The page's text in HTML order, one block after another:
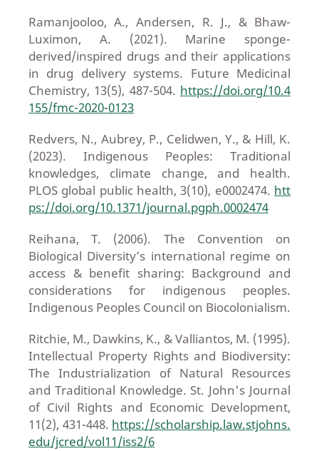
Ramanjooloo, A., Andersen, R. J., & Bhaw-
Luximon, A. (2021). Marine sponge-
derived/inspired drugs and their applications
in drug delivery systems. Future Medicinal
Chemistry, 13(5), 487-504. https://doi.org/10.4
155/fmc-2020-0123
Redvers, N., Aubrey, P., Celidwen, Y., & Hill, K.
(2023). Indigenous Peoples: Traditional
knowledges, climate change, and health.
PLOS global public health, 3(10), e0002474. htt
ps://doi.org/10.1371/journal.pgph.0002474
Reihana, T. (2006). The Convention on
Biological Diversity’s international regime on
access & benefit sharing: Background and
considerations for indigenous peoples.
Indigenous Peoples Council on Biocolonialism.
Ritchie, M., Dawkins, K., & Valliantos, M. (1995).
Intellectual Property Rights and Biodiversity:
The Industrialization of Natural Resources
and Traditional Knowledge. St. John's Journal
of Civil Rights and Economic Development,
11(2), 431-448. https://scholarship.law.stjohns.
edu/jcred/vol11/iss2/6